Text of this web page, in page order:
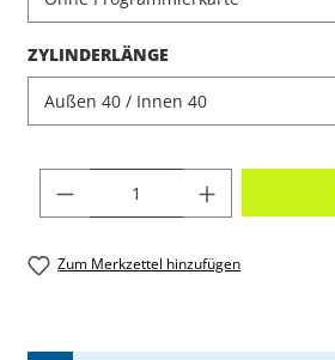
ZYLINDERLÄNGE
PRODUKT ANZAHL:
Zum Merkzettel hinzufügen